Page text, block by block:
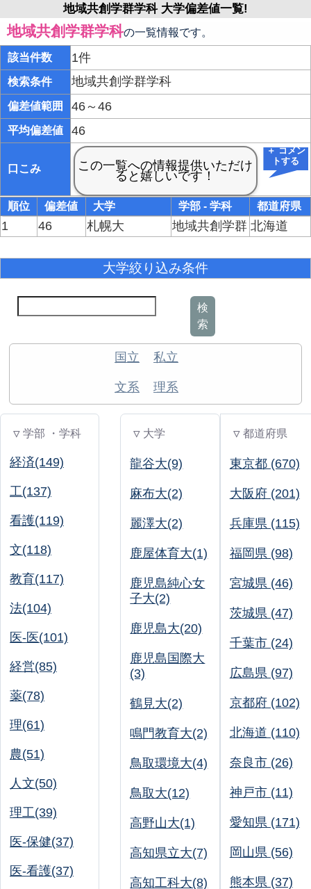
地域共創学群学科 大学偏差値一覧!
地域共創学群学科の一覧情報です。
該当件数 1件
検索条件 地域共創学群学科
偏差値範囲 46～46
平均偏差値 46
口こみ
＋ コメン
トする
順位 偏差値 大学 学部 - 学科 都道府県
1 46 札幌大 地域共創学群 北海道
大学絞り込み条件
検
索
国立 私立
文系 理系
▽ 学部 ・学科
経済(149)
工(137)
看護(119)
文(118)
教育(117)
法(104)
医-医(101)
経営(85)
薬(78)
理(61)
農(51)
人文(50)
理工(39)
医-保健(37)
医-看護(37)
▽ 大学
龍谷大(9)
麻布大(2)
麗澤大(2)
鹿屋体育大(1)
鹿児島純心女
子大(2)
鹿児島大(20)
鹿児島国際大
(3)
鶴見大(2)
鳴門教育大(2)
鳥取環境大(4)
鳥取大(12)
高野山大(1)
高知県立大(7)
高知工科大(8)
▽ 都道府県
東京都 (670)
大阪府 (201)
兵庫県 (115)
福岡県 (98)
宮城県 (46)
茨城県 (47)
千葉市 (24)
広島県 (97)
京都府 (102)
北海道 (110)
奈良市 (26)
神戸市 (11)
愛知県 (171)
岡山県 (56)
熊本県 (37)